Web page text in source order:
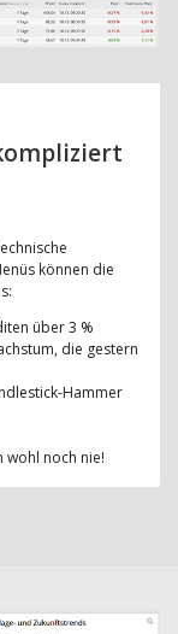
können die
über 3 %
die gestern
Hammer
wohl noch nie!